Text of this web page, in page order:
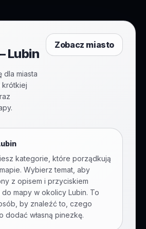
Lubin
dla miasta
krótkiej
Zobacz miasto
kategorie, które porządkują
Wybierz temat, aby
z opisem i przyciskiem
mapy w okolicy Lubin. To
by znaleźć to, czego
dodać własną pinezkę.